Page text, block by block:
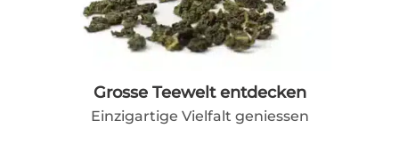
Grosse Teewelt entdecken
Einzigartige Vielfalt geniessen